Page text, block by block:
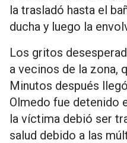
la trasladó hasta el
ducha y luego la
Los gritos
a vecinos de la zona,
Minutos después
Olmedo fue detenido
la víctima debió ser
salud debido a las